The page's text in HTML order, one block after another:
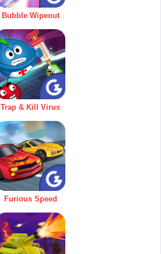
Bubble Wipeout
Trap & Kill Virus
Furious Speed